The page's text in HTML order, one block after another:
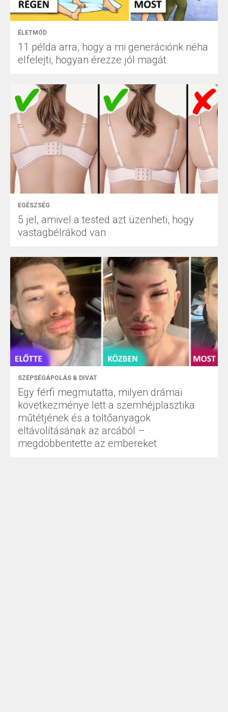
ÉLETMÓD
11 példa arra, hogy a mi generációnk néha
elfelejti, hogyan érezze jól magát
EGÉSZSÉG
5 jel, amivel a tested azt üzenheti, hogy
vastagbélrákod van
SZÉPSÉGÁPOLÁS & DIVAT
Egy férfi megmutatta, milyen drámai
következménye lett a szemhéjplasztika
műtétjének és a töltőanyagok
eltávolításának az arcából –
megdöbbentette az embereket